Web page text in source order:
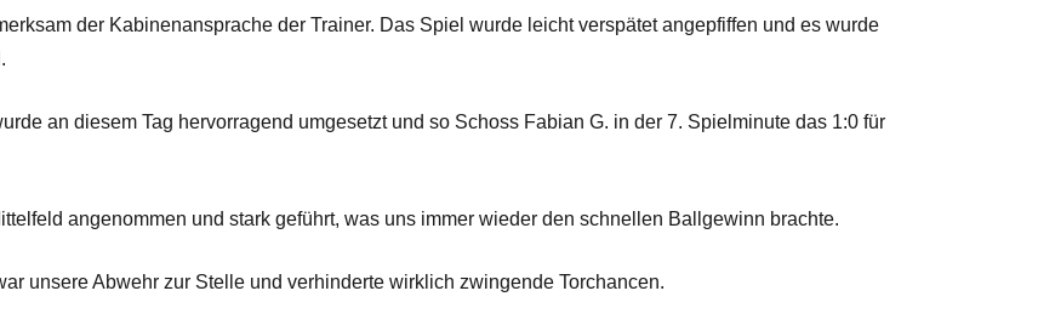
der Kabinenansprache der Trainer. Das Spiel wurde leicht verspätet angepfiffen und es wurde
an diesem Tag hervorragend umgesetzt und so Schoss Fabian G. in der 7. Spielminute das 1:0 für
angenommen und stark geführt, was uns immer wieder den schnellen Ballgewinn brachte.
unsere Abwehr zur Stelle und verhinderte wirklich zwingende Torchancen.